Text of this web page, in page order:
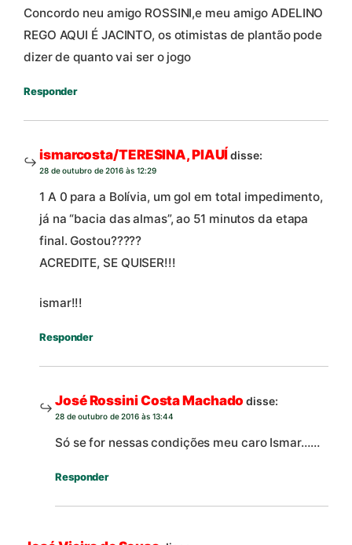
Concordo neu amigo ROSSINI,e meu amigo ADELINO
REGO AQUI É JACINTO, os otimistas de plantão pode
dizer de quanto vai ser o jogo
Responder
ismarcosta/TERESINA, PIAUÍdisse:
28 de outubro de 2016 às 12:29
1 A 0 para a Bolívia, um gol em total impedimento,
já na “bacia das almas”, ao 51 minutos da etapa
final. Gostou?????
ACREDITE, SE QUISER!!!
ismar!!!
Responder
José Rossini Costa Machado disse:
28 de outubro de 2016 às 13:44
Só se for nessas condições meu caro Ismar……
Responder